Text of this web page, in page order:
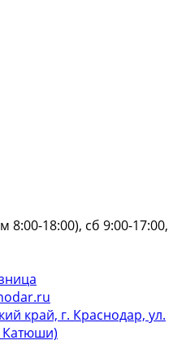
8:00-18:00), сб 9:00-17:00,
край, г. Краснодар, ул.
Катюши)